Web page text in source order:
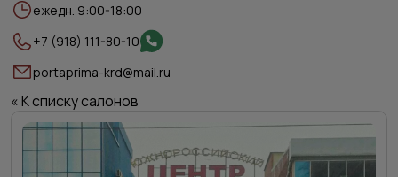
ежедн. 9:00-18:00
+7 (918) 111-80-10
portaprima-krd@mail.ru
« К списку салонов